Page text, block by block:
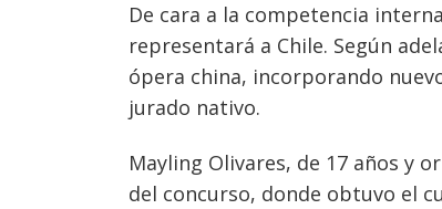
De cara a la competencia
representará a Chile. Según
ópera china, incorporando
jurado nativo.
Mayling Olivares, de 17 años y
del concurso, donde obtuvo el